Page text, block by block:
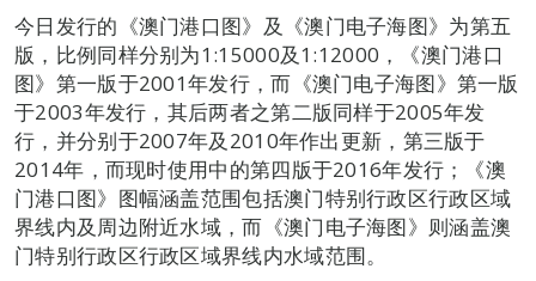
今日发行的《澳门港口图》及《澳门电子海图》为第五
版，比例同样分别为1:15000及1:12000，《澳门港口
图》第一版于2001年发行，而《澳门电子海图》第一版
于2003年发行，其后两者之第二版同样于2005年发
行，并分别于2007年及2010年作出更新，第三版于
2014年，而现时使用中的第四版于2016年发行；《澳
门港口图》图幅涵盖范围包括澳门特别行政区行政区域
界线内及周边附近水域，而《澳门电子海图》则涵盖澳
门特别行政区行政区域界线内水域范围。